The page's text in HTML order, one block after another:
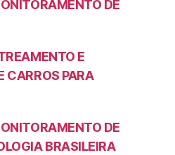
DE
E
CARROS PARA
DE
BRASILEIRA